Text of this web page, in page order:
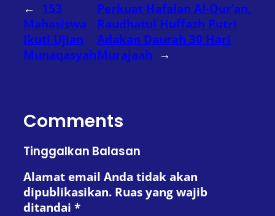
← 153
Mahasiswa
Ikuti Ujian
Munaqasyah
Perkuat Hafalan Al-Qur’an,
Raudhatul Huffazh Putri
Adakan Daurah 30 Hari
Murajaah →
Comments
Tinggalkan Balasan
Alamat email Anda tidak akan
dipublikasikan. Ruas yang wajib
ditandai *